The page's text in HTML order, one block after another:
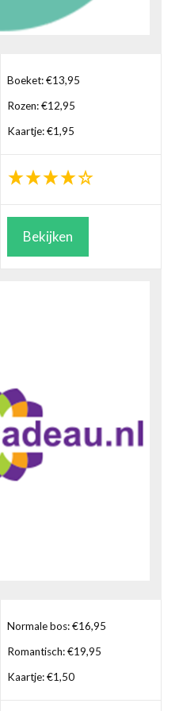
Boeket: €13,95
Rozen: €12,95
Kaartje: €1,95
Bekijken
Normale bos: €16,95
Romantisch: €19,95
Kaartje: €1,50